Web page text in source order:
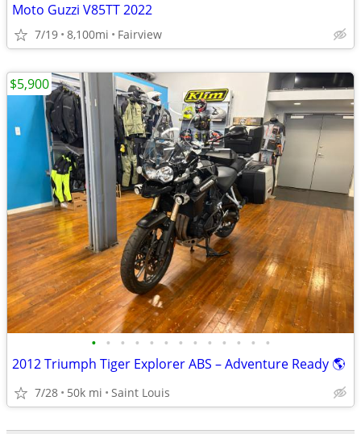
Moto Guzzi V85TT 2022
7/19 8,100mi Fairview
• • • • • • • • • • • • •
2012 Triumph Tiger Explorer ABS – Adventure Ready 🌎
7/28 50k mi Saint Louis
$5,900